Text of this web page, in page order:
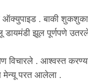
ऑक्युपाइड . बाकी
डायमंडी झूल पूर्णपणे
विचारले . आश्वस्त
परत आलेला .